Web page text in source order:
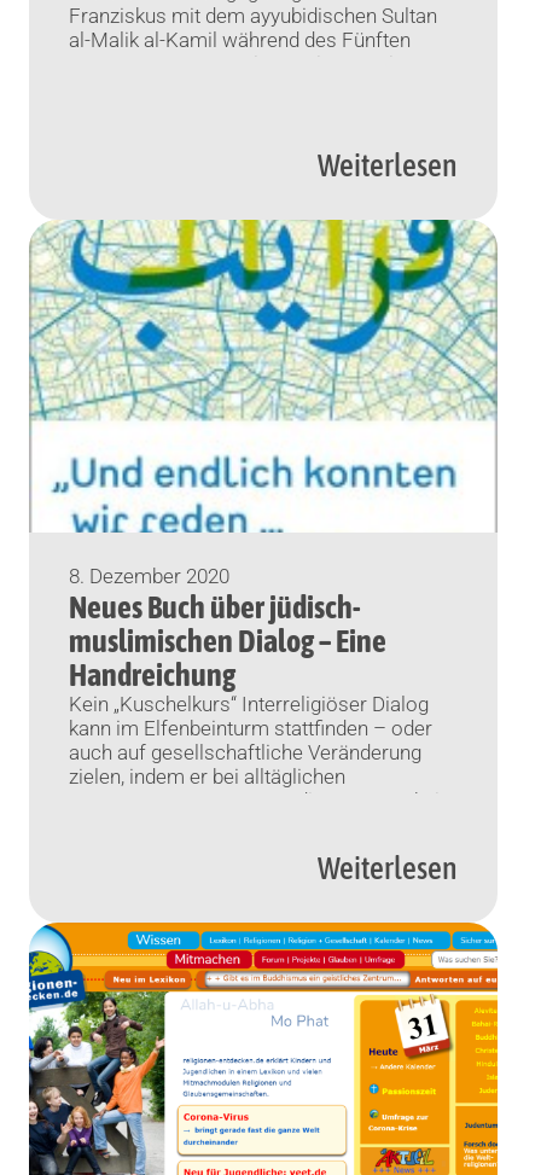
Franziskus mit dem ayyubidischen Sultan
al-Malik al-Kamil während des Fünften
Forschung zu den Geschehnissen
Erinnerung an die […]
Weiterlesen
8. Dezember 2020
Neues Buch über jüdisch-
muslimischen Dialog – Eine
Handreichung
Kein „Kuschelkurs“ Interreligiöser Dialog
kann im Elfenbeinturm stattfinden – oder
auch auf gesellschaftliche Veränderung
zielen, indem er bei alltäglichen
Begegnungen ansetzt. Zu diesem Aspekt ist
Interreligiöser Dialog bedeutet oft dies:
Religionsgemeinschaften kommen auf
Podien oder auch in kleiner Runde ohne
Öffentlichkeit ins […]
Weiterlesen